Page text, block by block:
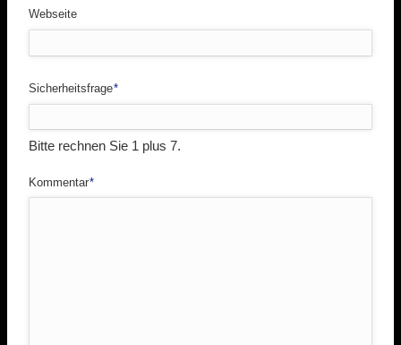
Webseite
Pflichtfeld
Sicherheitsfrage*
Bitte rechnen Sie 1 plus 7.
Pflichtfeld
Kommentar*